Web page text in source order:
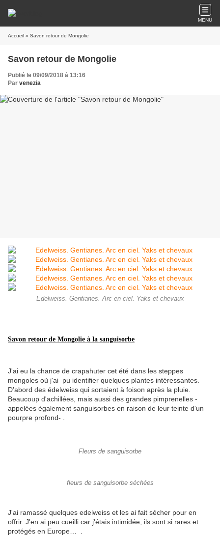
MENU
Accueil » Savon retour de Mongolie
Savon retour de Mongolie
Publié le 09/09/2018 à 13:16
Par venezia
Edelweiss. Gentianes. Arc en ciel. Yaks et chevaux
Savon retour de Mongolie à la sanguisorbe
J'ai eu la chance de crapahuter cet été dans les steppes
mongoles où j'ai pu identifier quelques plantes intéressantes.
D'abord des édelweiss qui sortaient à foison après la pluie.
Beaucoup d'achillées, mais aussi des grandes pimprenelles -
appelées également sanguisorbes en raison de leur teinte d'un
pourpre profond- .
Fleurs de sanguisorbe
fleurs de sanguisorbe séchées
J'ai ramassé quelques edelweiss et les ai fait sécher pour en
offrir. J'en ai peu cueilli car j'étais intimidée, ils sont si rares et
protégés en Europe… .